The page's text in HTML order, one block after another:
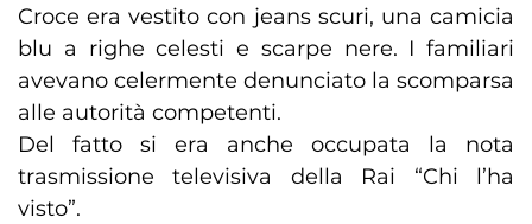
Croce era vestito con jeans scuri, una camicia
blu a righe celesti e scarpe nere. I familiari
avevano celermente denunciato la scomparsa
alle autorità competenti.
Del fatto si era anche occupata la nota
trasmissione televisiva della Rai “Chi l’ha
visto”.